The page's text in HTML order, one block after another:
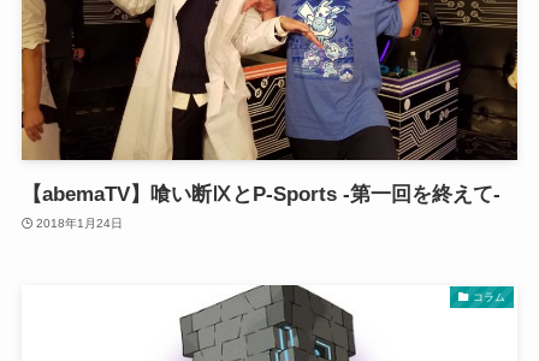
【abemaTV】喰い断ⅨとP-Sports -第一回を終えて-
2018年1月24日
コラム